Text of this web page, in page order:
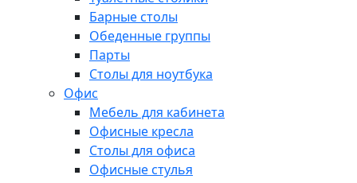
Барные столы
Обеденные группы
Парты
Столы для ноутбука
Офис
Мебель для кабинета
Офисные кресла
Столы для офиса
Офисные стулья